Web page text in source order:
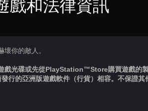
戲和法律資訊
你的敵人。
戲光碟或先從PlayStation™Store購買遊戲的製
行的亞洲版遊戲軟件（行貨）相容。不保證